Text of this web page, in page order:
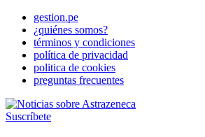
gestion.pe
¿quiénes somos?
términos y condiciones
política de privacidad
politica de cookies
preguntas frecuentes
Suscríbete